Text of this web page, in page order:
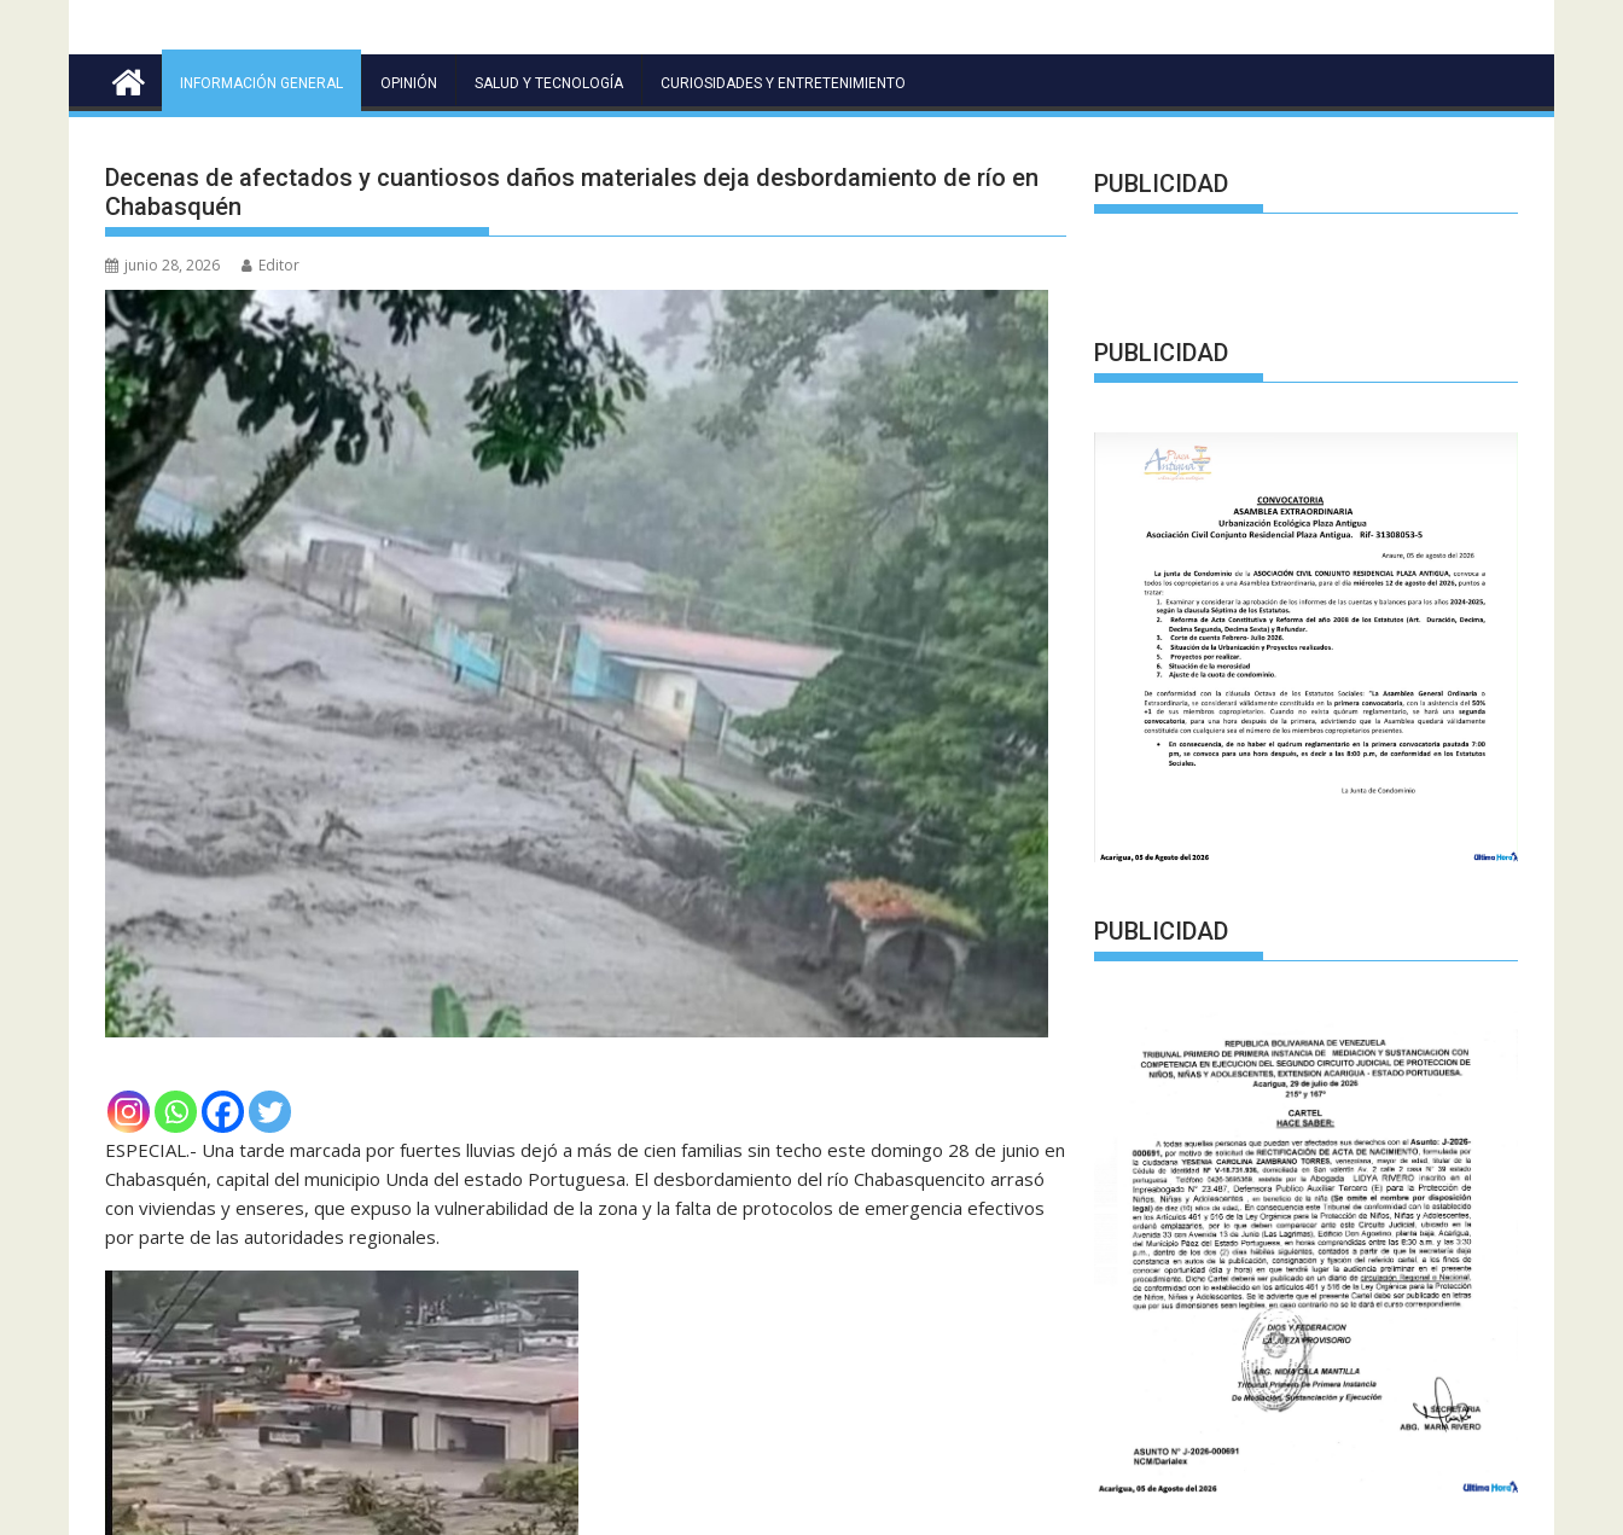
INFORMACIÓN GENERAL OPINIÓN SALUD Y TECNOLOGÍA CURIOSIDADES Y ENTRETENIMIENTO
Decenas de afectados y cuantiosos daños materiales deja desbordamiento de río en
Chabasquén
junio 28, 2026 Editor
ESPECIAL.- Una tarde marcada por fuertes lluvias dejó a más de cien familias sin techo este domingo 28 de junio en
Chabasquén, capital del municipio Unda del estado Portuguesa. El desbordamiento del río Chabasquencito arrasó
con viviendas y enseres, que expuso la vulnerabilidad de la zona y la falta de protocolos de emergencia efectivos
por parte de las autoridades regionales.
PUBLICIDAD
PUBLICIDAD
PUBLICIDAD